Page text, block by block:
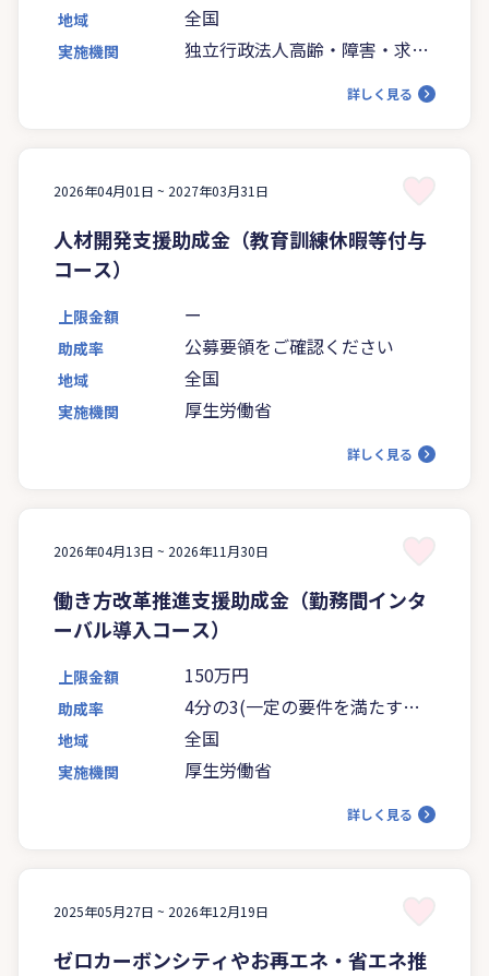
地域 全国
実施機関
独立行政法人高齢・障害・求職
詳しく見る
2026年04月01日 ~ 2027年03月31日
人材開発支援助成金（教育訓練休暇等付与
コース）
上限金額 ー
助成率 公募要領をご確認ください
地域 全国
実施機関 厚生労働省
詳しく見る
2026年04月13日 ~ 2026年11月30日
働き方改革推進支援助成金（勤務間インタ
ーバル導入コース）
上限金額 150万円
助成率
4分の3(一定の要件を満たす場
合は5分の4)
地域 全国
実施機関 厚生労働省
詳しく見る
2025年05月27日 ~ 2026年12月19日
ゼロカーボンシティやお再エネ・省エネ推